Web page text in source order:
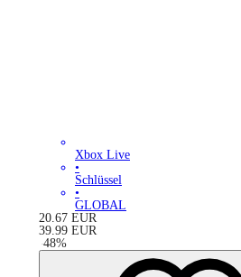
Xbox Live
•
Schlüssel
•
GLOBAL
20.67 EUR
39.99 EUR
-48%